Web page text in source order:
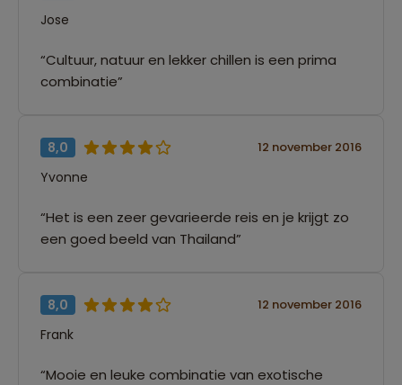
Jose
“Cultuur, natuur en lekker chillen is een prima
combinatie”
8,0 12 november 2016
Yvonne
“Het is een zeer gevarieerde reis en je krijgt zo
een goed beeld van Thailand”
8,0 12 november 2016
Frank
“Mooie en leuke combinatie van exotische